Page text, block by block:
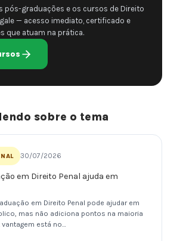
pós-graduações e os cursos de Direito
— acesso imediato, certificado e
que atuam na prática.
sobre o tema
30/07/2026
em Direito Penal ajuda em
em Direito Penal pode ajudar em
mas não adiciona pontos na maioria
vantagem está no…